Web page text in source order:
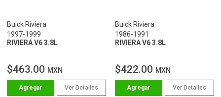
Buick Riviera
1997-1999
RIVIERA V6 3.8L
$463.00 MXN
Ver Detalles
Buick Riviera
1986-1991
RIVIERA V6 3.8L
$422.00 MXN
Ver Detalles